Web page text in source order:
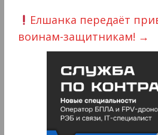
Елшанка передаëт
воинам-защитникам! →